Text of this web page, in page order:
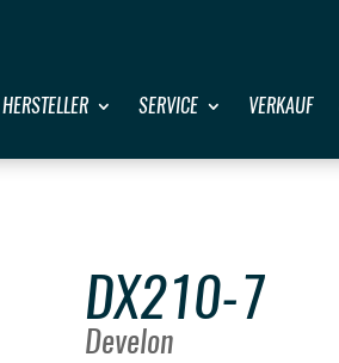
HERSTELLER SERVICE VERKAUF
DX210-7
Develon